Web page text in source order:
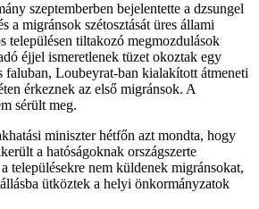
szeptemberben bejelentette a dzsungel
a migránsok szétosztását üres állami
településen tiltakozó megmozdulások
éjjel ismeretlenek tüzet okoztak egy
faluban, Loubeyrat-ban kialakított átmeneti
érkeznek az első migránsok. A
sérült meg.
miniszter hétfőn azt mondta, hogy
a hatóságoknak országszerte
településekre nem küldenek migránsokat,
ütköztek a helyi önkormányzatok